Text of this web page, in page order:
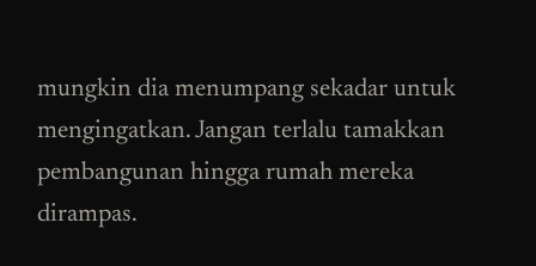
mungkin dia menumpang sekadar untuk
mengingatkan. Jangan terlalu tamakkan
pembangunan hingga rumah mereka
dirampas.